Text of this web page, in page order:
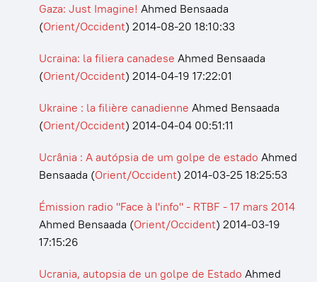
Gaza: Just Imagine! Ahmed Bensaada
(Orient/Occident) 2014-08-20 18:10:33
Ucraina: la filiera canadese Ahmed Bensaada
(Orient/Occident) 2014-04-19 17:22:01
Ukraine : la filière canadienne Ahmed Bensaada
(Orient/Occident) 2014-04-04 00:51:11
Ucrânia : A autópsia de um golpe de estado Ahmed
Bensaada (Orient/Occident) 2014-03-25 18:25:53
Émission radio "Face à l'info" - RTBF - 17 mars 2014
Ahmed Bensaada (Orient/Occident) 2014-03-19
17:15:26
Ucrania, autopsia de un golpe de Estado Ahmed